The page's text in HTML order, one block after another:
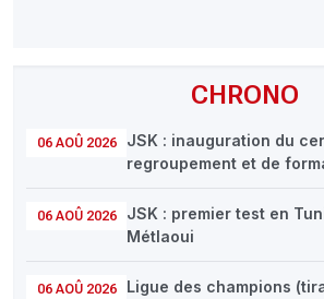
CHRONO
06 AOÛ 2026
JSK : inauguration du
regroupement et de
06 AOÛ 2026
JSK : premier test en
Métlaoui
06 AOÛ 2026
Ligue des champions